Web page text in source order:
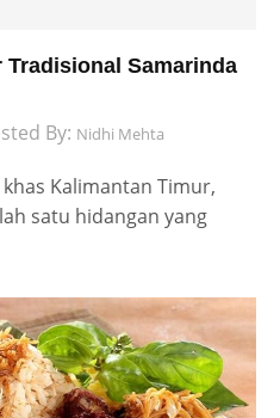
Samarinda
By: Nidhi Mehta
Kalimantan Timur,
satu hidangan yang